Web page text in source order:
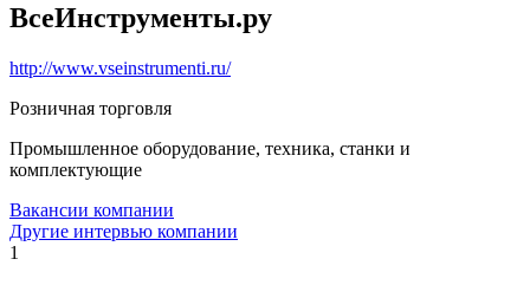
ВсеИнструменты.ру
http://www.vseinstrumenti.ru/
Розничная торговля
Промышленное оборудование, техника, станки и
комплектующие
Вакансии компании
Другие интервью компании
1